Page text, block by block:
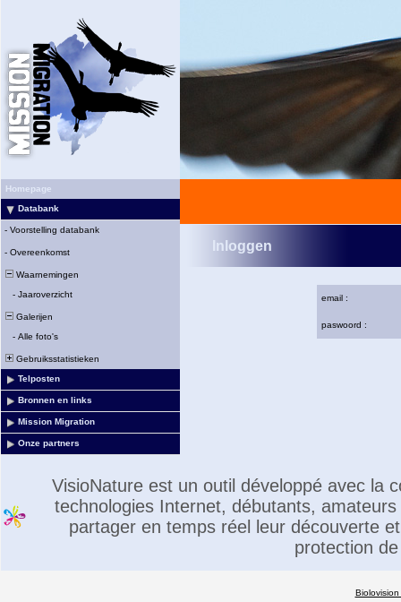
Homepage
Databank
- Voorstelling databank
- Overeenkomst
Waarnemingen
- Jaaroverzicht
Galerijen
- Alle foto's
Gebruiksstatistieken
Telposten
Bronnen en links
Mission Migration
Onze partners
Inloggen
email :
paswoord :
VisioNature est un outil développé avec la
technologies Internet, débutants,
partager en temps réel leur découverte
protection
Biolovision